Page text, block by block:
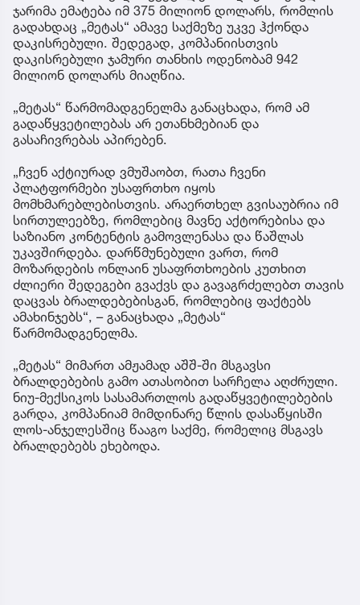
ჯარიმა ემატება იმ 375 მილიონ დოლარს, რომლის
გადახდაც „მეტას“ ამავე საქმეზე უკვე ჰქონდა
დაკისრებული. შედეგად, კომპანიისთვის
დაკისრებული ჯამური თანხის ოდენობამ 942
მილიონ დოლარს მიაღწია.
„მეტას“ წარმომადგენელმა განაცხადა, რომ ამ
გადაწყვეტილებას არ ეთანხმებიან და
გასაჩივრებას აპირებენ.
„ჩვენ აქტიურად ვმუშაობთ, რათა ჩვენი
პლატფორმები უსაფრთხო იყოს
მომხმარებლებისთვის. არაერთხელ გვისაუბრია იმ
სირთულეებზე, რომლებიც მავნე აქტორებისა და
საზიანო კონტენტის გამოვლენასა და წაშლას
უკავშირდება. დარწმუნებული ვართ, რომ
მოზარდების ონლაინ უსაფრთხოების კუთხით
ძლიერი შედეგები გვაქვს და გავაგრძელებთ თავის
დაცვას ბრალდებებისგან, რომლებიც ფაქტებს
ამახინჯებს“, – განაცხადა „მეტას“
წარმომადგენელმა.
„მეტას“ მიმართ ამჟამად აშშ-ში მსგავსი
ბრალდებების გამო ათასობით სარჩელა აღძრული.
ნიუ-მექსიკოს სასამართლოს გადაწყვეტილებების
გარდა, კომპანიამ მიმდინარე წლის დასაწყისში
ლოს-ანჯელესშიც წააგო საქმე, რომელიც მსგავს
ბრალდებებს ეხებოდა.